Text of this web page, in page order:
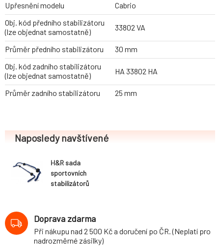
Upřesnění modelu
Cabrio
Obj. kód předního stabilizátoru
(lze objednat samostatně)
33802 VA
Průměr předního stabilizátoru
30 mm
Obj. kód zadního stabilizátoru
(lze objednat samostatně)
HA 33802 HA
Průměr zadního stabilizátoru 25 mm
Naposledy navštívené
H&R sada
sportovních
stabilizátorů
(F82, F83)
Cabrio, Coupé,
2WD, r.v. 2014-,
průměr 30
Doprava zdarma
Při nákupu nad 2 500 Kč a doručení po ČR. (Neplatí pro
nadrozměrné zásilky)